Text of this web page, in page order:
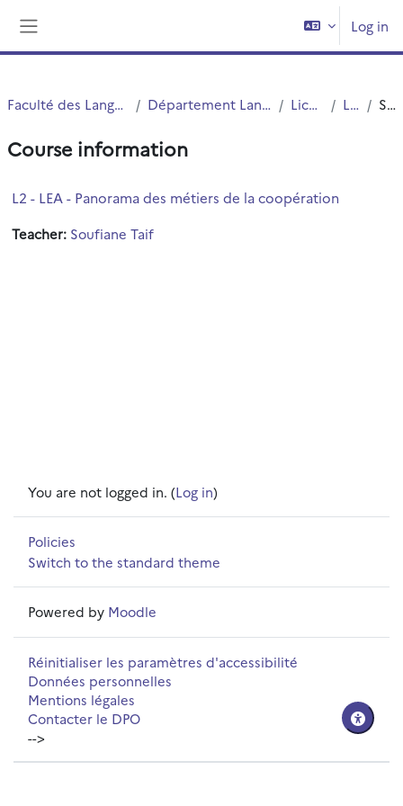
Log in
Faculté des Langues Cultures et Sociétés (FLCS) Département Langues Etrangères Appliquées (LEA) Licences (cours) Licence 2 Summary
Course information
L2 - LEA - Panorama des métiers de la coopération
Teacher: Soufiane Taif
You are not logged in. (Log in)
Policies
Switch to the standard theme
Powered by Moodle
Réinitialiser les paramètres d'accessibilité
Données personnelles
Mentions légales
Contacter le DPO
-->